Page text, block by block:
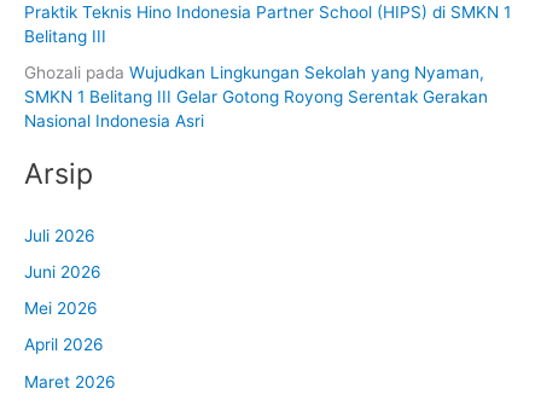
Praktik Teknis Hino Indonesia Partner School (HIPS) di SMKN 1
Belitang III
Ghozali pada Wujudkan Lingkungan Sekolah yang Nyaman,
SMKN 1 Belitang III Gelar Gotong Royong Serentak Gerakan
Nasional Indonesia Asri
Arsip
Juli 2026
Juni 2026
Mei 2026
April 2026
Maret 2026